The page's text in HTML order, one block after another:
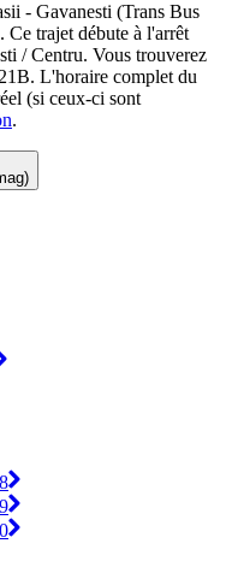
- Gavanesti (Trans Bus
Ce trajet débute à l'arrêt
/ Centru. Vous trouverez
L'horaire complet du
(si ceux-ci sont
.